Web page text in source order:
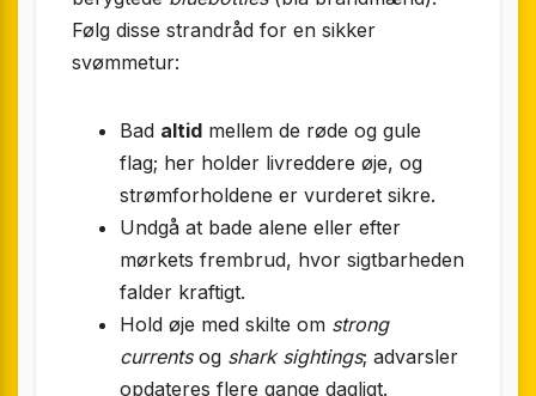
Følg disse strandråd for en sikker
svømmetur:
Bad altid mellem de røde og gule
flag; her holder livreddere øje, og
strømforholdene er vurderet sikre.
Undgå at bade alene eller efter
mørkets frembrud, hvor sigtbarheden
falder kraftigt.
Hold øje med skilte om strong
currentsog shark sightings; advarsler
opdateres flere gange dagligt.